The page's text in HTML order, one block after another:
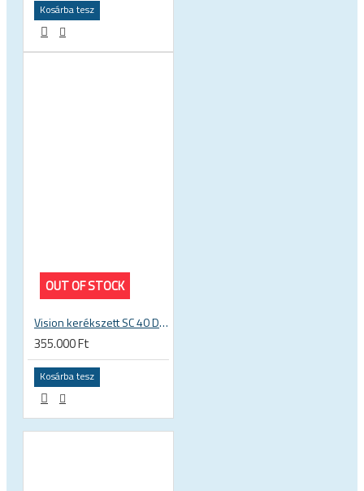
Kosárba tesz
OUT OF STOCK
Vision kerékszett SC 40 Disc TLR peremes, tárcsafékes országúti tubeless ready karbon kerék
355.000 Ft
Kosárba tesz